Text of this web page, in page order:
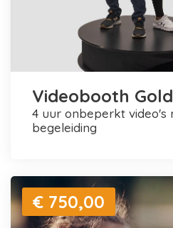
Videobooth Gold
4 uur onbeperkt video's maken + personele
begeleiding
€ 750,00